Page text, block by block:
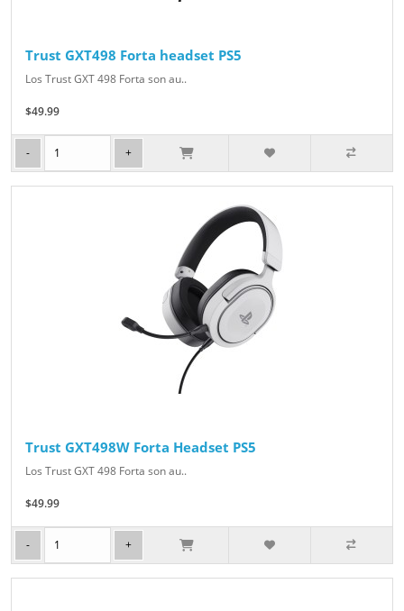
Trust GXT498 Forta headset PS5
Los Trust GXT 498 Forta son au..
$49.99
Trust GXT498W Forta Headset PS5
Los Trust GXT 498 Forta son au..
$49.99